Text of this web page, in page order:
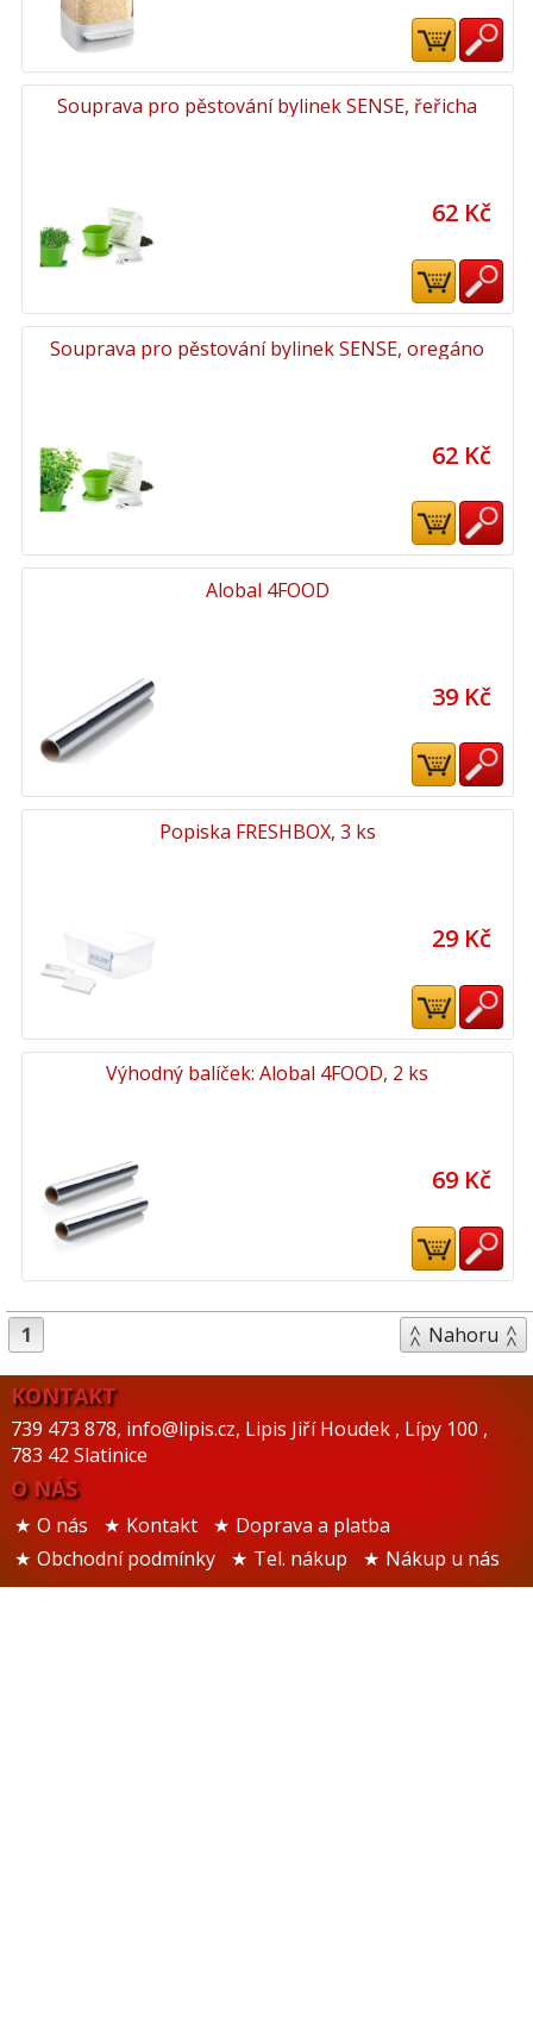
Souprava pro pěstování bylinek SENSE, řeřicha
62 Kč
Souprava pro pěstování bylinek SENSE, oregáno
62 Kč
Alobal 4FOOD
39 Kč
Popiska FRESHBOX, 3 ks
29 Kč
Výhodný balíček: Alobal 4FOOD, 2 ks
69 Kč
1 Nahoru
KONTAKT
739 473 878, info@lipis.cz, Lipis Jiří Houdek , Lípy 100 ,
783 42 Slatinice
O NÁS
O nás Kontakt
Doprava a platba
Obchodní podmínky
Tel. nákup Nákup u nás